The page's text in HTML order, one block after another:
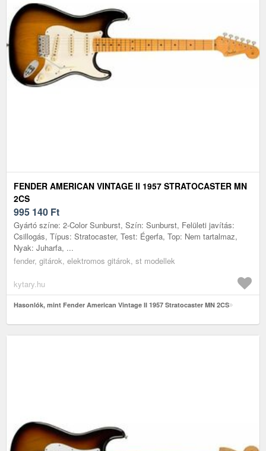
FENDER AMERICAN VINTAGE II 1957 STRATOCASTER MN
2CS
995 140 Ft
Gyártó színe: 2-Color Sunburst, Szín: Sunburst, Felületi javítás:
Csillogás, Típus: Stratocaster, Test: Égerfa, Top: Nem tartalmaz,
Nyak: Juharfa, ...
fender, gitárok, elektromos gitárok, st modellek
kytary.hu
Hasonlók, mint Fender American Vintage II 1957 Stratocaster MN 2CS